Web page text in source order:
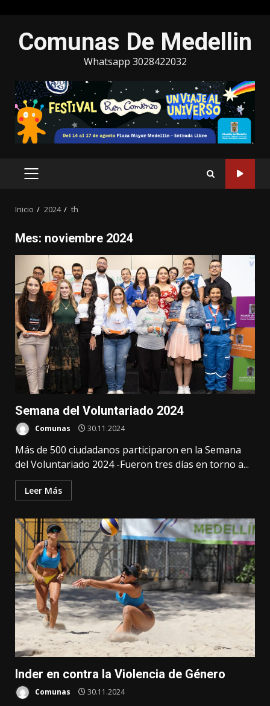
contenido
Comunas De Medellin
Whatsapp 3028422032
MENÚ
Inicio 2024 th
Mes: noviembre 2024
Semana del Voluntariado 2024
Comunas 30.11.2024
Más de 500 ciudadanos participaron en la Semana
del Voluntariado 2024 -Fueron tres días en torno a...
Leer Más
Inder en contra la Violencia de Género
Comunas 30.11.2024